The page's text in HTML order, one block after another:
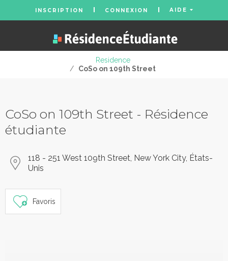
INSCRIPTION CONNEXION AIDE
Residence
/
CoSo on 109th Street
CoSo on 109th Street - Résidence
étudiante
118 - 251 West 109th Street, New York City, États-
Unis
Favoris